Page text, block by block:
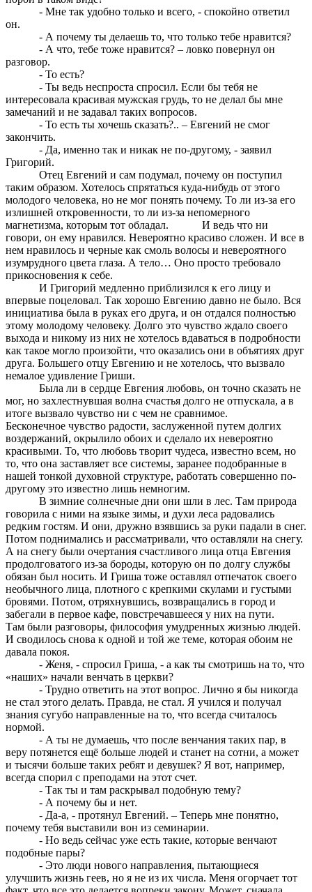
- Мне так удобно только и всего, - спокойно ответил
он.
- А почему ты делаешь то, что только тебе нравится?
- А что, тебе тоже нравится? – ловко повернул он
разговор.
- То есть?
- Ты ведь неспроста спросил. Если бы тебя не
интересовала красивая мужская грудь, то не делал бы мне
замечаний и не задавал таких вопросов.
- То есть ты хочешь сказать?.. – Евгений не смог
закончить.
- Да, именно так и никак не по-другому, - заявил
Григорий.
Отец Евгений и сам подумал, почему он поступил
таким образом. Хотелось спрятаться куда-нибудь от этого
молодого человека, но не мог понять почему. То ли из-за его
излишней откровенности, то ли из-за непомерного
магнетизма, которым тот обладал. И ведь что ни
говори, он ему нравился. Невероятно красиво сложен. И все в
нем нравилось и черные как смоль волосы и невероятного
изумрудного цвета глаза. А тело… Оно просто требовало
прикосновения к себе.
И Григорий медленно приблизился к его лицу и
впервые поцеловал. Так хорошо Евгению давно не было. Вся
инициатива была в руках его друга, и он отдался полностью
этому молодому человеку. Долго это чувство ждало своего
выхода и никому из них не хотелось вдаваться в подробности
как такое могло произойти, что оказались они в объятиях друг
друга. Большего отцу Евгению и не хотелось, что вызвало
немалое удивление Гриши.
Была ли в сердце Евгения любовь, он точно сказать не
мог, но захлестнувшая волна счастья долго не отпускала, а в
итоге вызвало чувство ни с чем не сравнимое.
Бесконечное чувство радости, заслуженной путем долгих
воздержаний, окрылило обоих и сделало их невероятно
красивыми. То, что любовь творит чудеса, известно всем, но
то, что она заставляет все системы, заранее подобранные в
нашей тонкой духовной структуре, работать совершенно по-
другому это известно лишь немногим.
В зимние солнечные дни они шли в лес. Там природа
говорила с ними на языке зимы, и духи леса радовались
редким гостям. И они, дружно взявшись за руки падали в снег.
Потом поднимались и рассматривали, что оставляли на снегу.
А на снегу были очертания счастливого лица отца Евгения
продолговатого из-за бороды, которую он по долгу службы
обязан был носить. И Гриша тоже оставлял отпечаток своего
необычного лица, плотного с крепкими скулами и густыми
бровями. Потом, отряхнувшись, возвращались в город и
забегали в первое кафе, повстречавшееся у них на пути.
Там были разговоры, философия умудренных жизнью людей.
И сводилось снова к одной и той же теме, которая обоим не
давала покоя.
- Женя, - спросил Гриша, - а как ты смотришь на то, что
«наших» начали венчать в церкви?
- Трудно ответить на этот вопрос. Лично я бы никогда
не стал этого делать. Правда, не стал. Я учился и получал
знания сугубо направленные на то, что всегда считалось
нормой.
- А ты не думаешь, что после венчания таких пар, в
веру потянется ещё больше людей и станет на сотни, а может
и тысячи больше таких ребят и девушек? Я вот, например,
всегда спорил с преподами на этот счет.
- Так ты и там раскрывал подобную тему?
- А почему бы и нет.
- Да-а, - протянул Евгений. – Теперь мне понятно,
почему тебя выставили вон из семинарии.
- Но ведь сейчас уже есть такие, которые венчают
подобные пары?
- Это люди нового направления, пытающиеся
улучшить жизнь геев, но я не из их числа. Меня огорчает тот